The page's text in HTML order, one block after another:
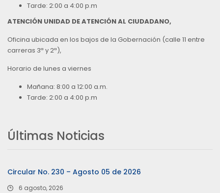
Tarde: 2:00 a 4:00 p.m
ATENCIÓN UNIDAD DE ATENCIÓN AL CIUDADANO,
Oficina ubicada en los bajos de la Gobernación (calle 11 entre
carreras 3ª y 2ª),
Horario de lunes a viernes
Mañana: 8:00 a 12:00 a.m.
Tarde: 2:00 a 4:00 p.m
Últimas Noticias
Circular No. 230 – Agosto 05 de 2026
6 agosto, 2026